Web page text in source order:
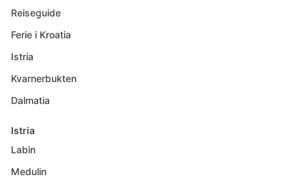
Reiseguide
Ferie i Kroatia
Istria
Kvarnerbukten
Dalmatia
Istria
Labin
Medulin